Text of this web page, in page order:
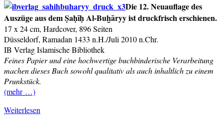
Die 12. Neuauflage des
Auszüge aus dem Ṣaḥīḥ Al-Buḫāryy ist druckfrisch erschienen.
17 x 24 cm, Hardcover, 896 Seiten
Düsseldorf, Ramadan 1433 n.H./Juli 2010 n.Chr.
IB Verlag Islamische Bibliothek
Feines Papier und eine hochwertige buchbinderische Verarbeitung
machen dieses Buch sowohl qualitativ als auch inhaltlich zu einem
Prunkstück.
(mehr …)
Weiterlesen